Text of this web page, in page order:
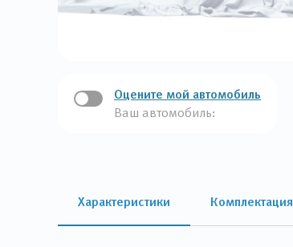
Оцените мой автомобиль
Ваш автомобиль:
Характеристики Комплектация